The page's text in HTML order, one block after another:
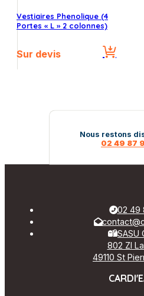
Vestiaires Phenolique (4
Portes « L » 2 colonnes)
Sur devis
Nous restons
02 49 87
02 49
SASU
802 ZI
49110 St